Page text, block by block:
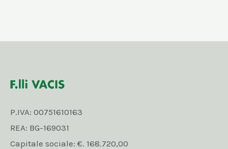
P.IVA: 00751610163
REA: BG-169031
Capitale sociale: €. 168.720,00